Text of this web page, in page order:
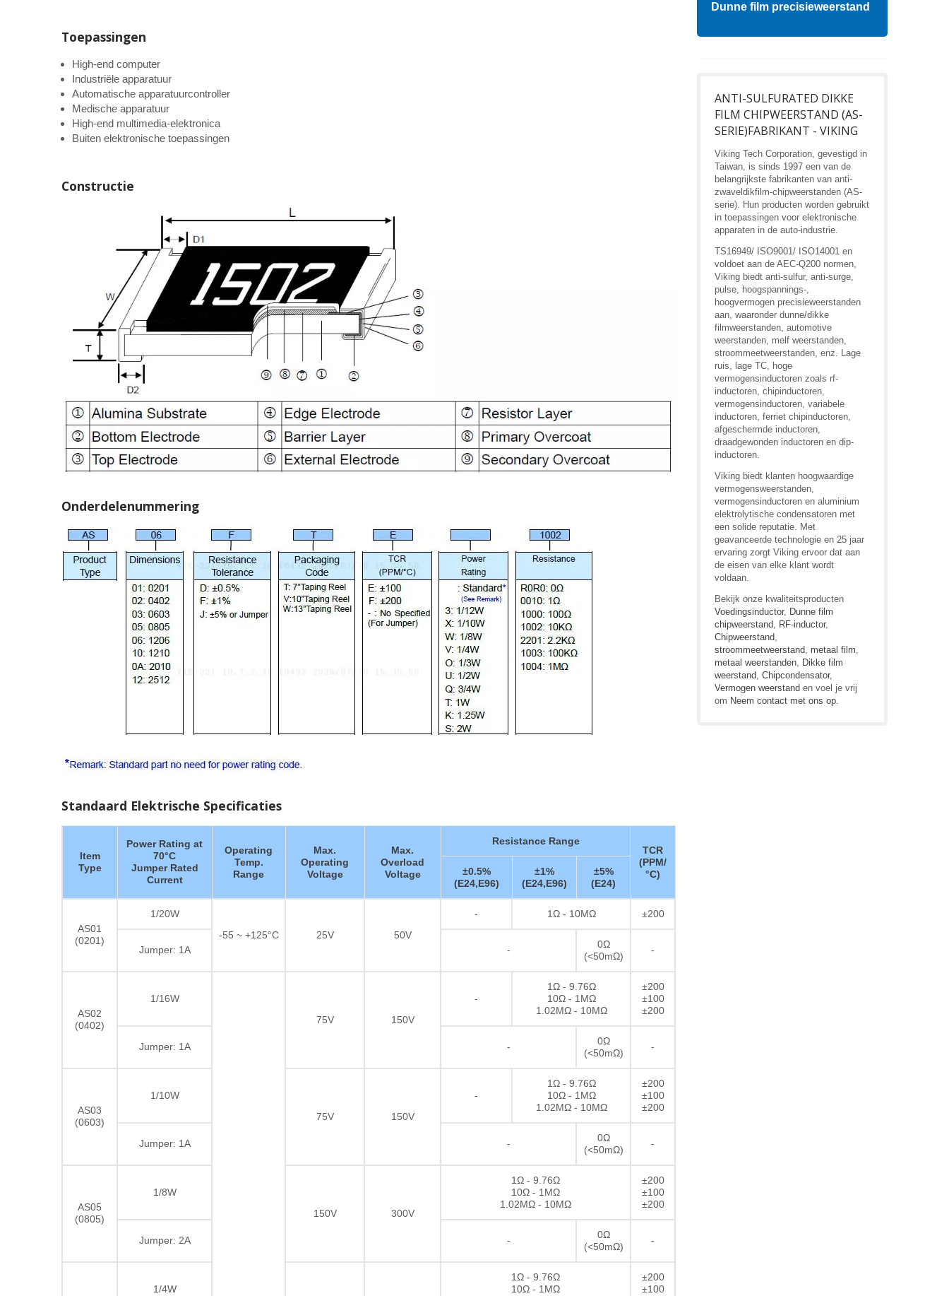
Toepassingen
High-end computer
Industriële apparatuur
Automatische apparatuurcontroller
Medische apparatuur
High-end multimedia-elektronica
Buiten elektronische toepassingen
Constructie
Onderdelenummering
Standaard Elektrische Specificaties
Item
Type
Power Rating at
70°C
Jumper Rated
Current
Operating
Temp.
Range
Max.
Operating
Voltage
Max.
Overload
Voltage
Resistance Range
TCR
(PPM/
°C)
±0.5%
(E24,E96)
±1%
(E24,E96)
±5%
(E24)
AS01
(0201)
1/20W
-55 ~ +125°C
25V 50V
- 1Ω - 10MΩ ±200
Jumper: 1A -
0Ω
(<50mΩ)
-
AS02
(0402)
1/16W
75V
150V
-
1Ω - 9.76Ω
10Ω - 1MΩ
1.02MΩ - 10MΩ
±200
±100
±200
Jumper: 1A -
0Ω
(<50mΩ)
-
AS03
(0603)
1/10W
75V
150V
-
1Ω - 9.76Ω
10Ω - 1MΩ
1.02MΩ - 10MΩ
±200
±100
±200
Jumper: 1A -
0Ω
(<50mΩ)
-
AS05
(0805)
1/8W
150V
300V
1Ω - 9.76Ω
10Ω - 1MΩ
1.02MΩ - 10MΩ
±200
±100
±200
Jumper: 2A -
0Ω
(<50mΩ)
-
1/4W
1Ω - 9.76Ω
10Ω - 1MΩ
±200
±100
Dunne film precisieweerstand
ANTI-SULFURATED DIKKE
FILM CHIPWEERSTAND (AS-
SERIE)FABRIKANT - VIKING
Viking Tech Corporation, gevestigd in
Taiwan, is sinds 1997 een van de
belangrijkste fabrikanten van anti-
zwaveldikfilm-chipweerstanden (AS-
serie). Hun producten worden gebruikt
in toepassingen voor elektronische
apparaten in de auto-industrie.
TS16949/ ISO9001/ ISO14001 en
voldoet aan de AEC-Q200 normen,
Viking biedt anti-sulfur, anti-surge,
pulse, hoogspannings-,
hoogvermogen precisieweerstanden
aan, waaronder dunne/dikke
filmweerstanden, automotive
weerstanden, melf weerstanden,
stroommeetweerstanden, enz. Lage
ruis, lage TC, hoge
vermogensinductoren zoals rf-
inductoren, chipinductoren,
vermogensinductoren, variabele
inductoren, ferriet chipinductoren,
afgeschermde inductoren,
draadgewonden inductoren en dip-
inductoren.
Viking biedt klanten hoogwaardige
vermogensweerstanden,
vermogensinductoren en aluminium
elektrolytische condensatoren met
een solide reputatie. Met
geavanceerde technologie en 25 jaar
ervaring zorgt Viking ervoor dat aan
de eisen van elke klant wordt
voldaan.
Bekijk onze kwaliteitsproducten
Voedingsinductor, Dunne film
chipweerstand, RF-inductor,
Chipweerstand,
stroommeetweerstand, metaal film,
metaal weerstanden, Dikke film
weerstand, Chipcondensator,
Vermogen weerstand en voel je vrij
om Neem contact met ons op.